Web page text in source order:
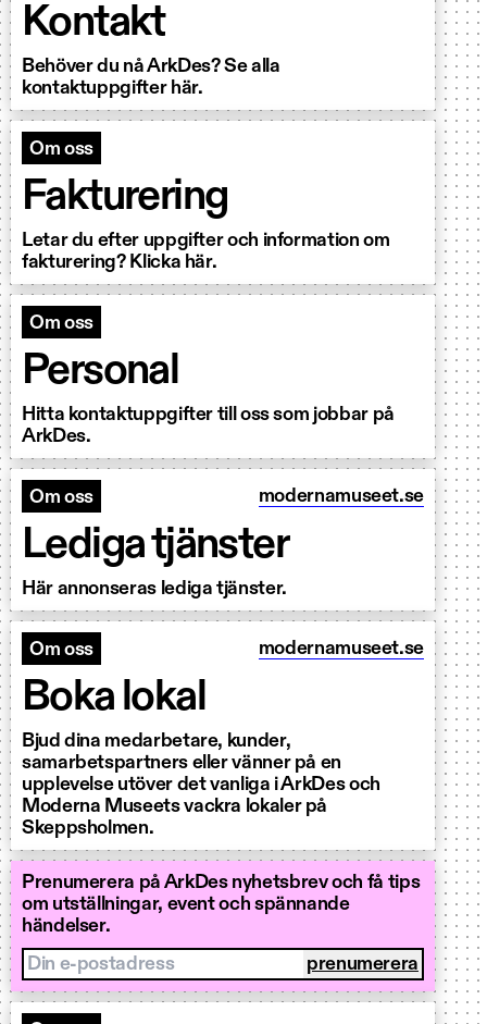
Kontakt
Behöver du nå ArkDes? Se alla
kontaktuppgifter här.
Om oss
Fakturering
Letar du efter uppgifter och information om
fakturering? Klicka här.
Om oss
Personal
Hitta kontaktuppgifter till oss som jobbar på
ArkDes.
Om oss modernamuseet.se
Lediga tjänster
Här annonseras lediga tjänster.
Om oss modernamuseet.se
Boka lokal
Bjud dina medarbetare, kunder,
samarbetspartners eller vänner på en
upplevelse utöver det vanliga i ArkDes och
Moderna Museets vackra lokaler på
Skeppsholmen.
Prenumerera på ArkDes nyhetsbrev och få tips
om utställningar, event och spännande
händelser.
Din e-postadress